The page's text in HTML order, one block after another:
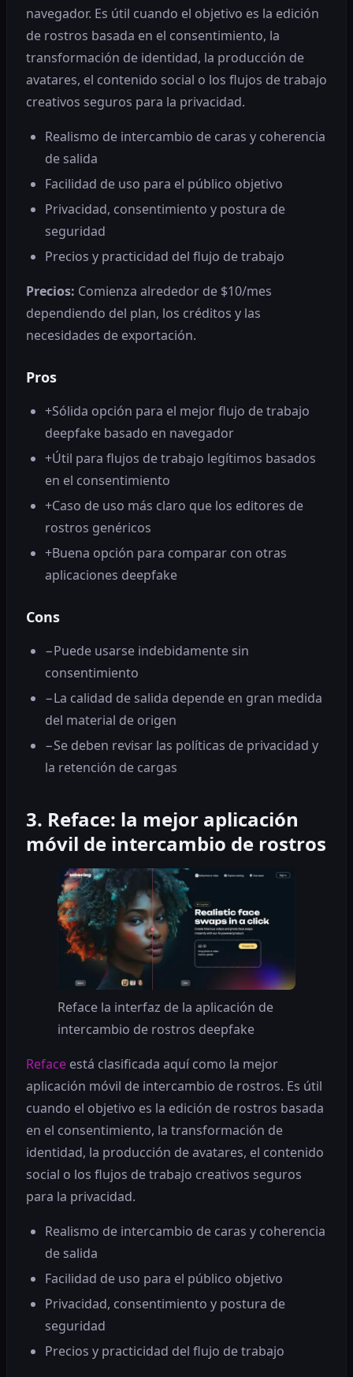
navegador. Es útil cuando el objetivo es la edición
de rostros basada en el consentimiento, la
transformación de identidad, la producción de
avatares, el contenido social o los flujos de trabajo
creativos seguros para la privacidad.
Realismo de intercambio de caras y coherencia
de salida
Facilidad de uso para el público objetivo
Privacidad, consentimiento y postura de
seguridad
Precios y practicidad del flujo de trabajo
Precios: Comienza alrededor de $10/mes
dependiendo del plan, los créditos y las
necesidades de exportación.
Pros
+Sólida opción para el mejor flujo de trabajo
deepfake basado en navegador
+Útil para flujos de trabajo legítimos basados ​​
en el consentimiento
+Caso de uso más claro que los editores de
rostros genéricos
+Buena opción para comparar con otras
aplicaciones deepfake
Cons
−Puede usarse indebidamente sin
consentimiento
−La calidad de salida depende en gran medida
del material de origen
−Se deben revisar las políticas de privacidad y
la retención de cargas
3. Reface: la mejor aplicación
móvil de intercambio de rostros
Reface la interfaz de la aplicación de
intercambio de rostros deepfake
Reface está clasificada aquí como la mejor
aplicación móvil de intercambio de rostros. Es útil
cuando el objetivo es la edición de rostros basada
en el consentimiento, la transformación de
identidad, la producción de avatares, el contenido
social o los flujos de trabajo creativos seguros
para la privacidad.
Realismo de intercambio de caras y coherencia
de salida
Facilidad de uso para el público objetivo
Privacidad, consentimiento y postura de
seguridad
Precios y practicidad del flujo de trabajo